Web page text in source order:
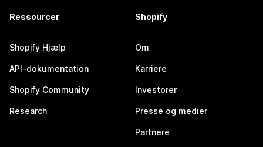
Ressourcer
Shopify Hjælp
API-dokumentation
Shopify Community
Research
Shopify
Om
Karriere
Investorer
Presse og medier
Partnere